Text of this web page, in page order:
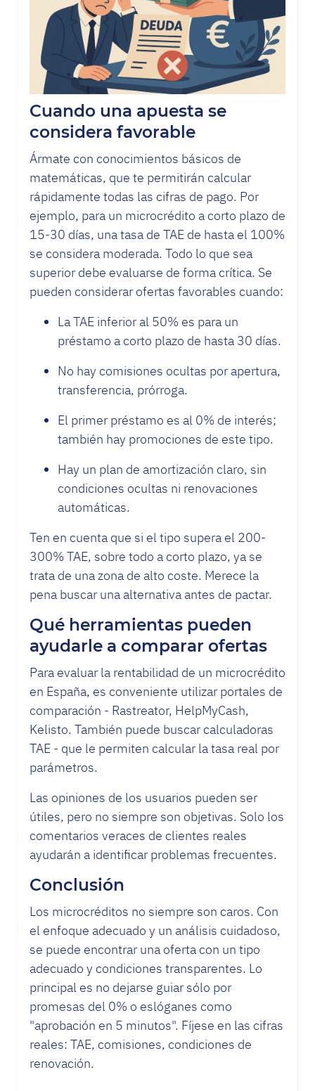
Cuando una apuesta se
considera favorable
Ármate con conocimientos básicos de
matemáticas, que te permitirán calcular
rápidamente todas las cifras de pago. Por
ejemplo, para un microcrédito a corto plazo de
15-30 días, una tasa de TAE de hasta el 100%
se considera moderada. Todo lo que sea
superior debe evaluarse de forma crítica. Se
pueden considerar ofertas favorables cuando:
La TAE inferior al 50% es para un
préstamo a corto plazo de hasta 30 días.
No hay comisiones ocultas por apertura,
transferencia, prórroga.
El primer préstamo es al 0% de interés;
también hay promociones de este tipo.
Hay un plan de amortización claro, sin
condiciones ocultas ni renovaciones
automáticas.
Ten en cuenta que si el tipo supera el 200-
300% TAE, sobre todo a corto plazo, ya se
trata de una zona de alto coste. Merece la
pena buscar una alternativa antes de pactar.
Qué herramientas pueden
ayudarle a comparar ofertas
Para evaluar la rentabilidad de un microcrédito
en España, es conveniente utilizar portales de
comparación - Rastreator, HelpMyCash,
Kelisto. También puede buscar calculadoras
TAE - que le permiten calcular la tasa real por
parámetros.
Las opiniones de los usuarios pueden ser
útiles, pero no siempre son objetivas. Solo los
comentarios veraces de clientes reales
ayudarán a identificar problemas frecuentes.
Conclusión
Los microcréditos no siempre son caros. Con
el enfoque adecuado y un análisis cuidadoso,
se puede encontrar una oferta con un tipo
adecuado y condiciones transparentes. Lo
principal es no dejarse guiar sólo por
promesas del 0% o eslóganes como
"aprobación en 5 minutos". Fíjese en las cifras
reales: TAE, comisiones, condiciones de
renovación.